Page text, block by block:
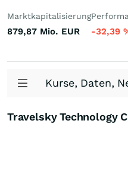
Marktkapitalisierung
879,87 Mio. EUR -32,39
Kurse, Daten,
Travelsky Technology